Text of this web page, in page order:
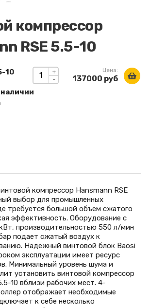
компрессор
RSE 5.5-10
+
-
Цена:
137000 руб
10
компрессор Hansmann RSE
выбор для промышленных
требуется большой объем сжатого
эффективность. Оборудование с
производительностью 550 л/мин
подает сжатый воздух к
Надежный винтовой блок Baosi
эксплуатации имеет ресурс
Минимальный уровень шума и
установить винтовой компрессор
10 вблизи рабочих мест. 4-
отображает необходимые
к себе несколько